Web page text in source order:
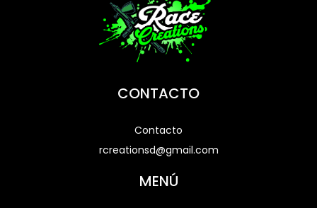
CONTACTO
Contacto
rcreationsd@gmail.com
MENÚ